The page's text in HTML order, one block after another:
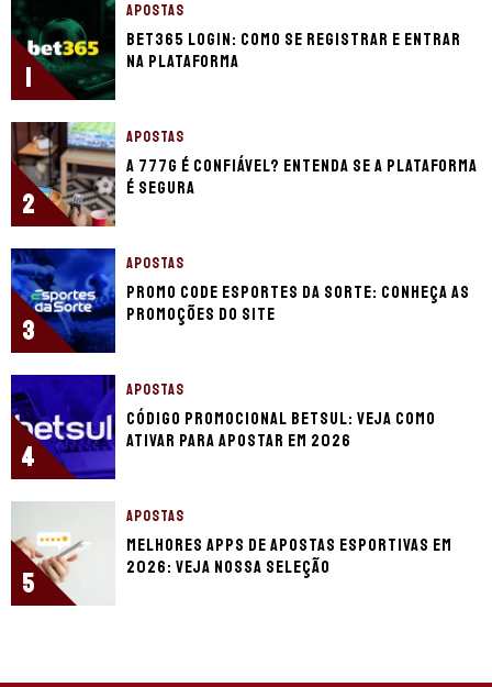
1
APOSTAS
bet365 login: como se registrar e entrar
na plataforma
2
APOSTAS
A 777g é confiável? Entenda se a plataforma
é segura
3
APOSTAS
Promo code Esportes da Sorte: conheça as
promoções do site
4
APOSTAS
Código promocional Betsul: veja como
ativar para apostar em 2026
5
APOSTAS
Melhores apps de apostas esportivas em
2026: veja nossa seleção